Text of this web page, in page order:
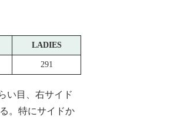
LADIES
291
い目、右サイド
。特にサイドか